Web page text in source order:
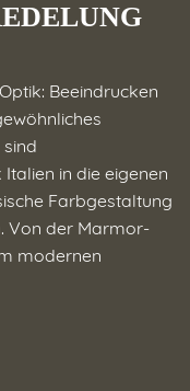
Beeindrucken
in die eigenen
Farbgestaltung
Von der Marmor-
modernen